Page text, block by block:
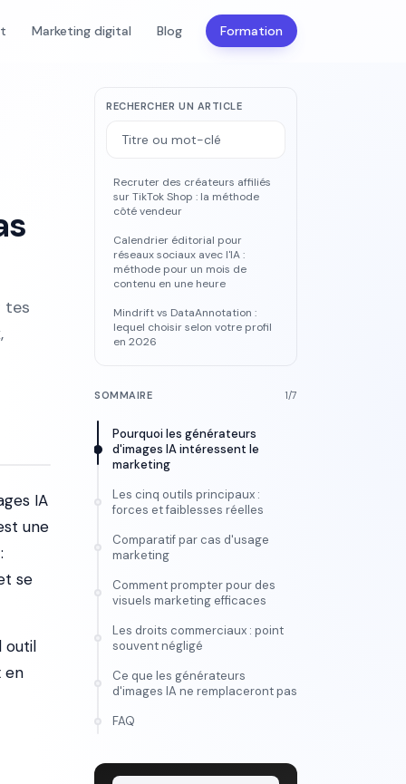
Marketing digital Blog Formation
tes
IA
une
se
outil
en
RECHERCHER UN ARTICLE
Recruter des créateurs affiliés
sur TikTok Shop : la méthode
côté vendeur
Calendrier éditorial pour
réseaux sociaux avec l'IA :
méthode pour un mois de
contenu en une heure
Mindrift vs DataAnnotation :
lequel choisir selon votre profil
en 2026
SOMMAIRE 1/7
Pourquoi les générateurs
d'images IA intéressent le
marketing
Les cinq outils principaux :
forces et faiblesses réelles
Comparatif par cas d'usage
marketing
Comment prompter pour des
visuels marketing efficaces
Les droits commerciaux : point
souvent négligé
Ce que les générateurs
d'images IA ne remplaceront pas
FAQ